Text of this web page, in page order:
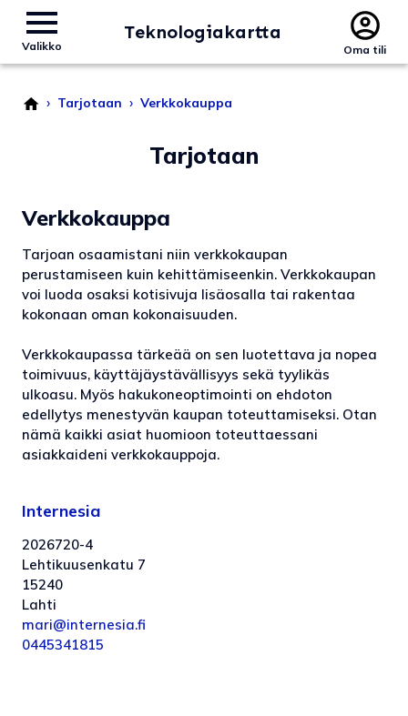
Valikko
Teknologiakartta
Oma tili
› Tarjotaan › Verkkokauppa
Tarjotaan
Verkkokauppa
Tarjoan osaamistani niin verkkokaupan
perustamiseen kuin kehittämiseenkin. Verkkokaupan
voi luoda osaksi kotisivuja lisäosalla tai rakentaa
kokonaan oman kokonaisuuden.
Verkkokaupassa tärkeää on sen luotettava ja nopea
toimivuus, käyttäjäystävällisyys sekä tyylikäs
ulkoasu. Myös hakukoneoptimointi on ehdoton
edellytys menestyvän kaupan toteuttamiseksi. Otan
nämä kaikki asiat huomioon toteuttaessani
asiakkaideni verkkokauppoja.
Internesia
2026720-4
Lehtikuusenkatu 7
15240
Lahti
mari@internesia.fi
0445341815